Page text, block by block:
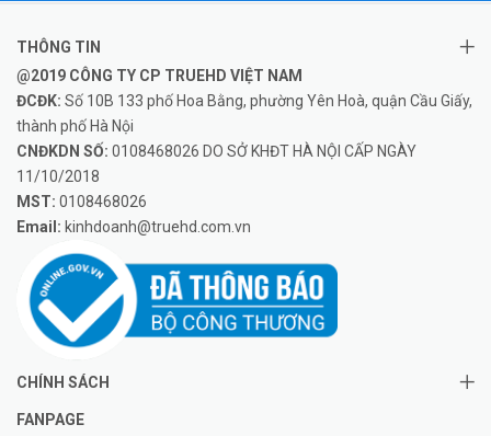
THÔNG TIN
@2019 CÔNG TY CP TRUEHD VIỆT NAM
ĐCĐK: Số 10B 133 phố Hoa Bằng, phường Yên Hoà, quận Cầu Giấy,
thành phố Hà Nội
CNĐKDN SỐ: 0108468026 DO SỞ KHĐT HÀ NỘI CẤP NGÀY
11/10/2018
MST: 0108468026
Email: kinhdoanh@truehd.com.vn
CHÍNH SÁCH
FANPAGE